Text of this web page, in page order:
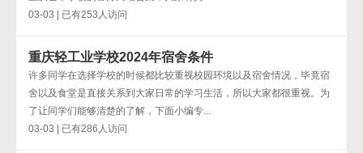
03-03 | 已有253人访问
重庆轻工业学校2024年宿舍条件
许多同学在选择学校的时候都比较重视校园环境以及宿舍情况，毕竟宿
舍以及食堂是直接关系到大家日常的学习生活，所以大家都很重视。为
了让同学们能够清楚的了解，下面小编专...
03-03 | 已有286人访问